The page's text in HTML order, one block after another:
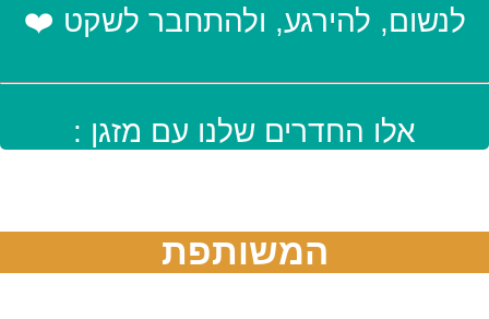
לנשום, להירגע, ולהתחבר לשקט ❤️
אלו החדרים שלנו עם מזגן :
המשותפת